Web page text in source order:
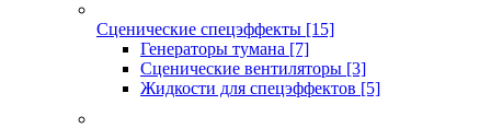
Сценические спецэффекты [15]
Генераторы тумана [7]
Сценические вентиляторы [3]
Жидкости для спецэффектов [5]